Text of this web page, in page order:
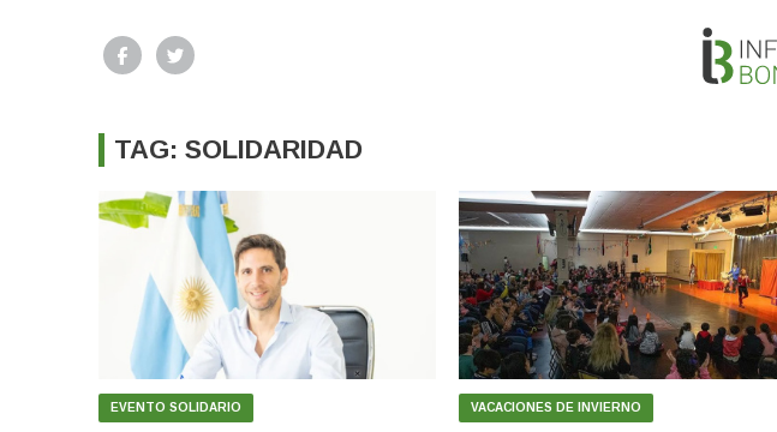
TAG: SOLIDARIDAD
EVENTO SOLIDARIO VACACIONES DE INVIERNO